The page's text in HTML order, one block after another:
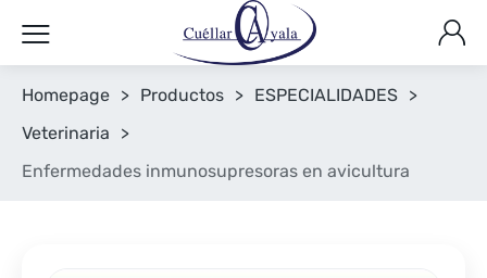
Homepage > Productos > ESPECIALIDADES >
Veterinaria
>
Enfermedades inmunosupresoras en avicultura